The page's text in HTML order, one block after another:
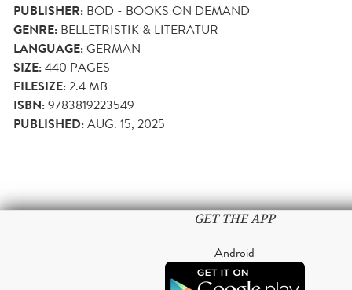
PUBLISHER: BOD - BOOKS ON DEMAND
GENRE: BELLETRISTIK & LITERATUR
LANGUAGE:GERMAN
SIZE:440 PAGES
FILESIZE:2.4 MB
ISBN:9783819223549
PUBLISHED:AUG. 15, 2025
GET THE APP
Android